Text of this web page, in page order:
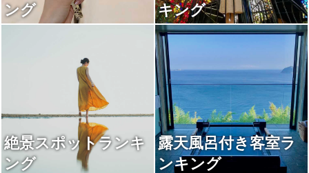
ング
キング
絶景スポットランキ
ング
露天風呂付き客室ラ
ンキング